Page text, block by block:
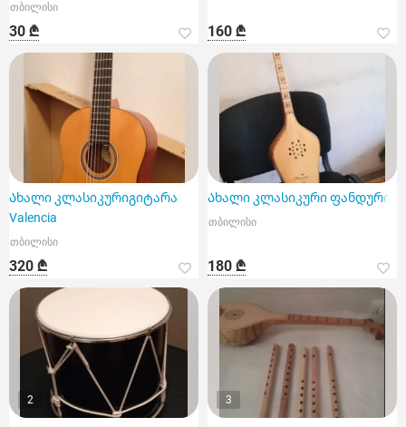
თბილისი
30 ₾ 160 ₾
Ახალი კლასიკურიგიტარა
Valencia
თბილისი
320 ₾
Ახალი კლასიკური ფანდური
თბილისი
180 ₾
2 3